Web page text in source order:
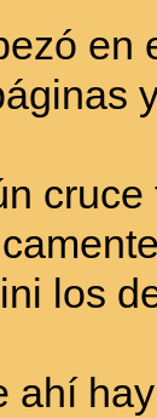
en
cruce
los
ahí